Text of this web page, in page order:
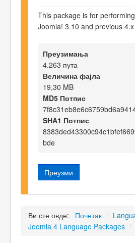
This package is for
Joomla! 3.10 and previous
Преузимања
4.263 пута
Величина фајла
19,30 MB
MD5 Потпис
SHA1 Потпис
bde
Преузми
Ви сте овде: Почетак /
Joomla 4 Language Packages /